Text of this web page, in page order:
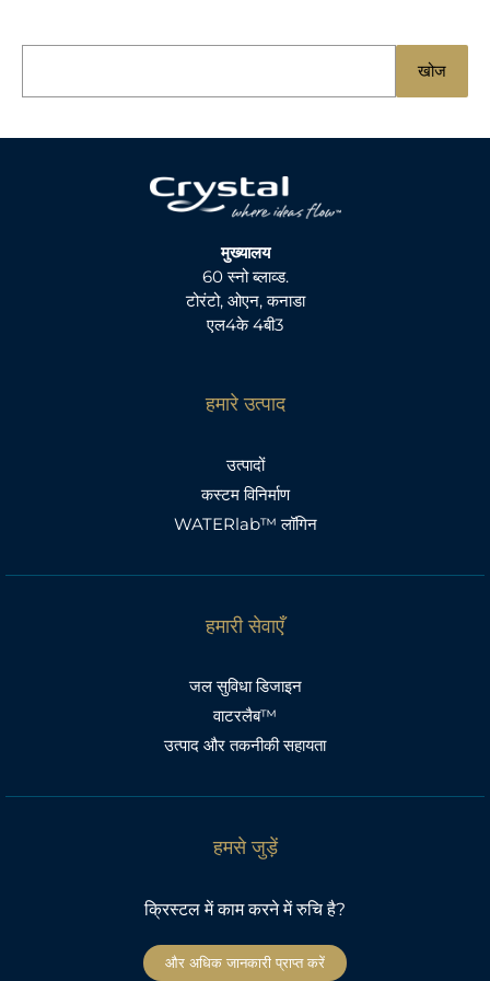
खोज
मुख्यालय
60 स्नो ब्लाव्ड.
टोरंटो, ओएन, कनाडा
एल4के 4बी3
हमारे उत्पाद
उत्पादों
कस्टम विनिर्माण
WATERlab™ लॉगिन
हमारी सेवाएँ
जल सुविधा डिजाइन
वाटरलैब™
उत्पाद और तकनीकी सहायता
हमसे जुड़ें
क्रिस्टल में काम करने में रुचि है?
और अधिक जानकारी प्राप्त करें